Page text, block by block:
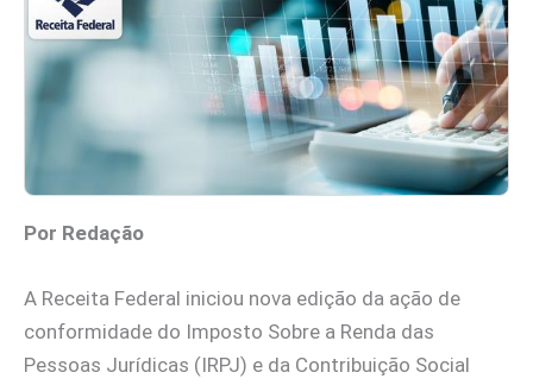
Por Redação
A Receita Federal iniciou nova edição da ação de
conformidade do Imposto Sobre a Renda das
Pessoas Jurídicas (IRPJ) e da Contribuição Social